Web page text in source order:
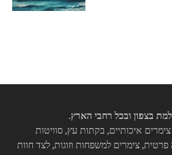
בצפון ובכל רחבי הארץ.
איכותיים, בקתות עץ, סוויטות
צימרים למשפחות וזוגות, לצד חוות